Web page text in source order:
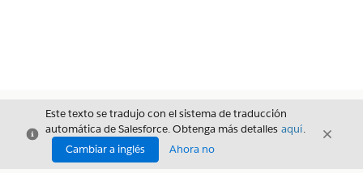
Cerrar
Este texto se tradujo con el sistema de traducción
automática de Salesforce. Obtenga más detalles aquí.
Cambiar a inglés
Ahora no
Cerrar